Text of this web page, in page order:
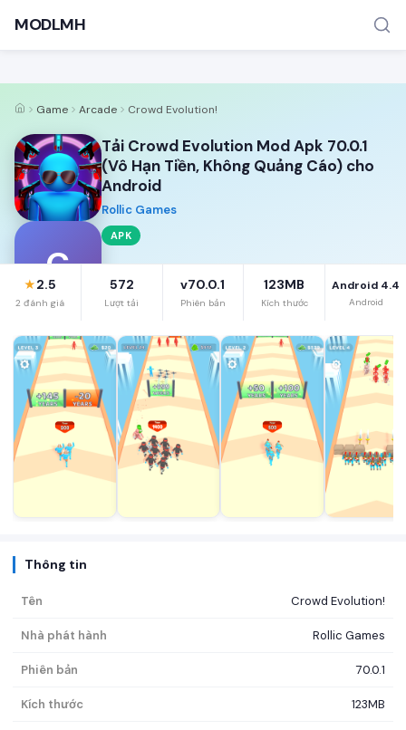
TÌM KIẾM PHỔ BIẾN
Game offline
MODLMH
Game Arcade Crowd Evolution!
C
Tải Crowd Evolution Mod Apk 70.0.1
(Vô Hạn Tiền, Không Quảng Cáo) cho
Android
Rollic Games
APK
★2.5
2 đánh giá
572
Lượt tải
v70.0.1
Phiên bản
123MB
Kích thước
Android 4.4
Android
Thông tin
Tên Crowd Evolution!
Nhà phát hành Rollic Games
Phiên bản 70.0.1
Kích thước 123MB